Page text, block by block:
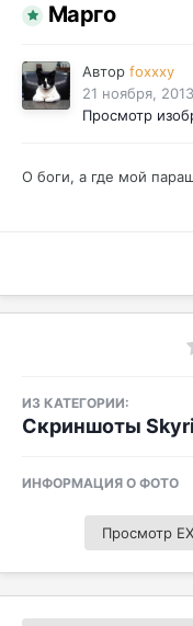
Марго
Автор foxxxy
21 ноября, 2013
Просмотр
О боги, а где мой
ИЗ КАТЕГОРИИ:
Скриншоты
ИНФОРМАЦИЯ О ФОТО
Просмотр